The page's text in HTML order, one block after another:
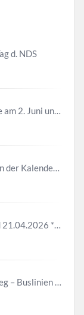
d. NDS
SBP: Info-Stand in Gliesmarode am 2. Juni und 23. Juni
Region: Achtung Warnstreiks in der Kalenderwoche 21
Region: Warnstreik am 20. und 21.04.2026 *Update*
BSVG: Bauarbeiten am Steinweg – Buslinien halten verändert